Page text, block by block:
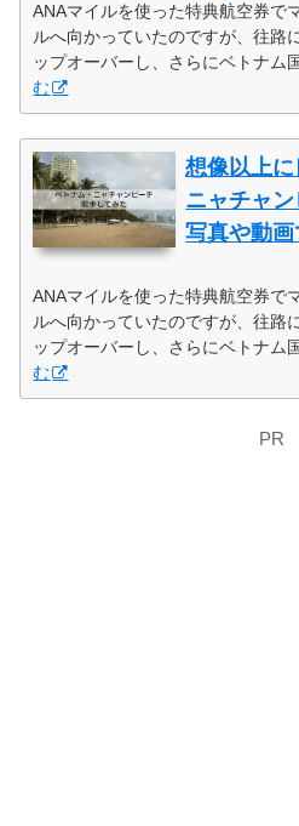
ANAマイルを使った特典航空券で
ルへ向かっていたのですが、往路
ップオーバーし、さらにベトナム
む
想像以上に
ニャチャ
写真や動
ANAマイルを使った特典航空券で
ルへ向かっていたのですが、往路
ップオーバーし、さらにベトナム
む
PR